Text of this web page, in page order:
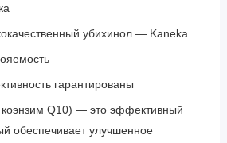
убихинол — Kaneka
гарантированы
Q10) — это эффективный
обеспечивает улучшенное